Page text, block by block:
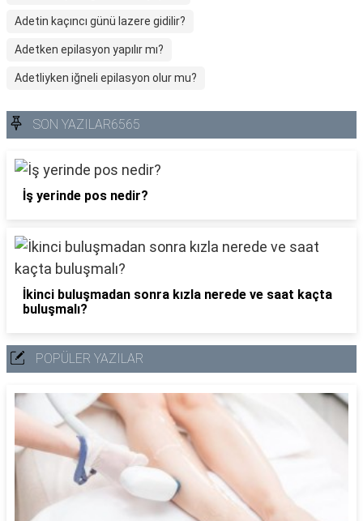
Adetin kaçıncı günü lazere gidilir?
Adetken epilasyon yapılır mı?
Adetliyken iğneli epilasyon olur mu?
SON YAZILAR6565
İş yerinde pos nedir?
İkinci buluşmadan sonra kızla nerede ve saat kaçta
buluşmalı?
POPÜLER YAZILAR